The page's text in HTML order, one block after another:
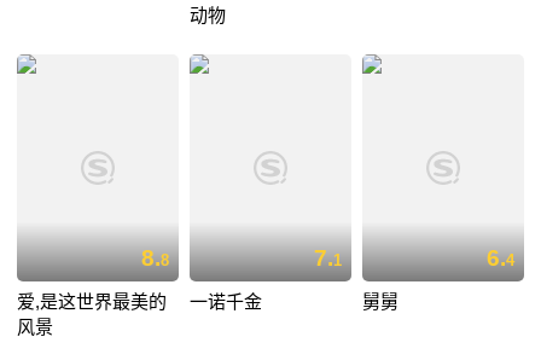
动物
8.8
爱,是这世界最美的
风景
7.1
一诺千金
6.4
舅舅